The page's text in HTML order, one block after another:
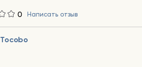
0 Написать отзыв
Tocobo